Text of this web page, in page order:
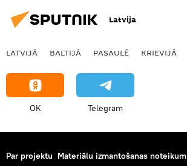
Latvija
LATVIJĀ BALTIJĀ PASAULĒ KRIEVIJĀ
OK Telegram
Par projektu Materiālu izmantošanas